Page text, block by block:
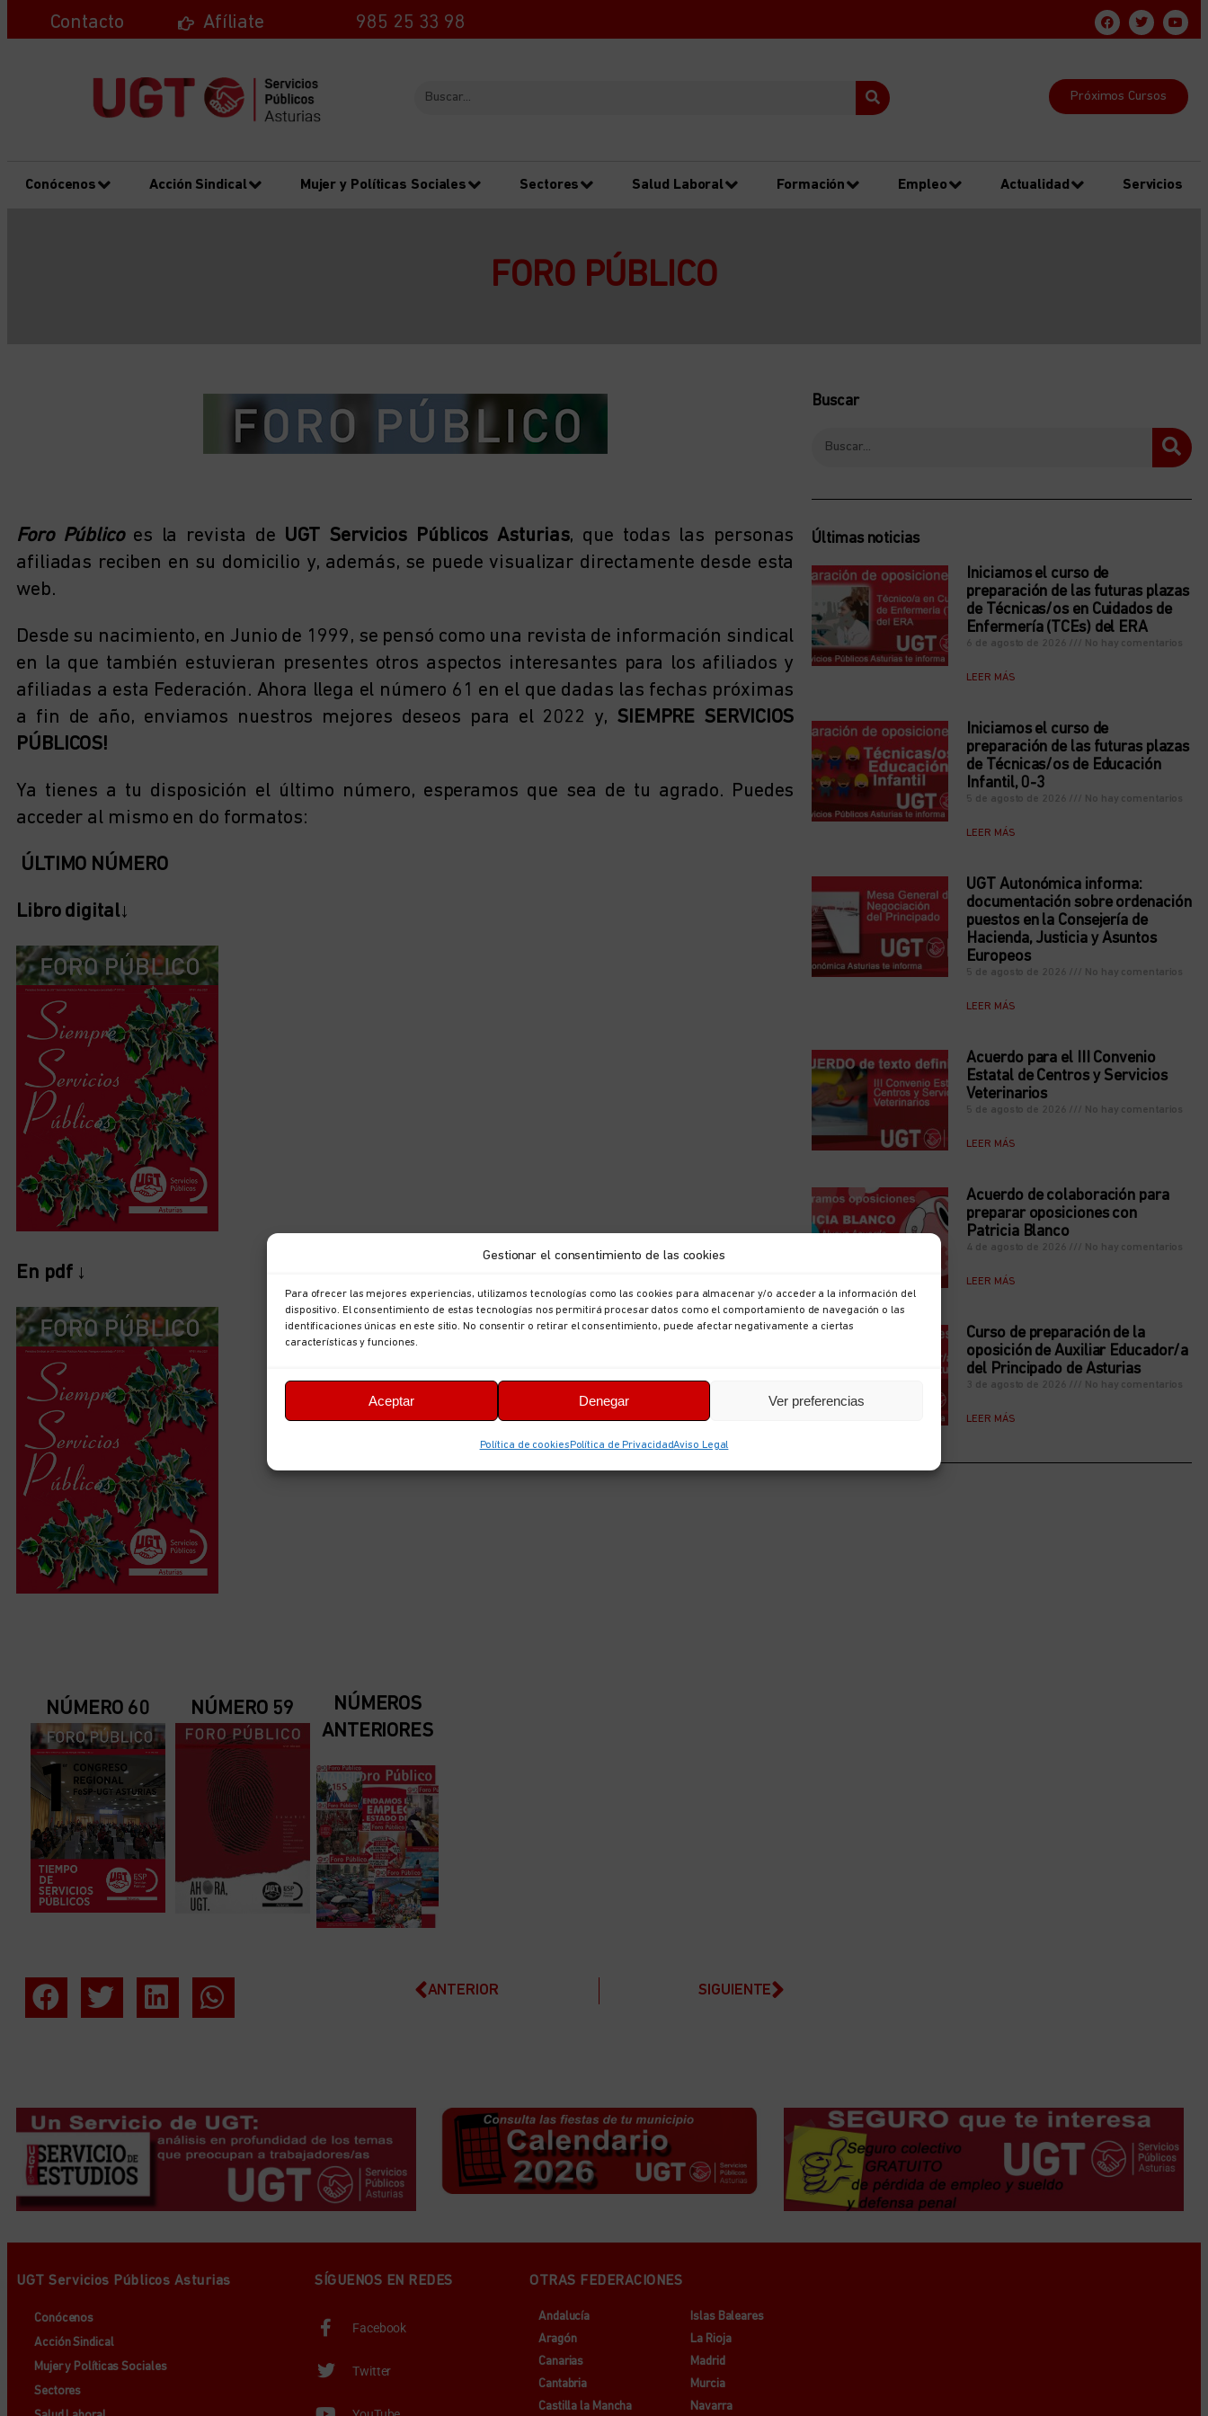
Gestionar el consentimiento de las cookies
Para ofrecer las mejores experiencias, utilizamos tecnologías como las cookies para almacenar y/o acceder a la información del
dispositivo. El consentimiento de estas tecnologías nos permitirá procesar datos como el comportamiento de navegación o las
identificaciones únicas en este sitio. No consentir o retirar el consentimiento, puede afectar negativamente a ciertas
características y funciones.
Aceptar Denegar Ver preferencias
Política de cookies Política de PrivacidadAviso Legal
Contacto Afíliate 985 25 33 98
Próximos Cursos
Conócenos Acción Sindical Mujer y Políticas Sociales Sectores Salud Laboral Formación Empleo Actualidad Servicios
FORO PÚBLICO
Foro Públicoes la revista de UGT Servicios Públicos Asturias, que todas las personas
afiliadas reciben en su domicilio y, además, se puede visualizar directamente desde esta
web.
Desde su nacimiento, en Junio de 1999, se pensó como una revista de información sindical
en la que también estuvieran presentes otros aspectos interesantes para los afiliados y
afiliadas a esta Federación. Ahora llega el número 61 en el que dadas las fechas próximas
a fin de año, enviamos nuestros mejores deseos para el 2022 y, SIEMPRE SERVICIOS
PÚBLICOS!
Ya tienes a tu disposición el último número, esperamos que sea de tu agrado. Puedes
acceder al mismo en do formatos:
ÚLTIMO NÚMERO
Libro digital↓
En pdf ↓
NÚMERO 60 NÚMERO 59
NÚMEROS
ANTERIORES
ANTERIOR SIGUIENTE
Buscar
Últimas noticias
Iniciamos el curso de
preparación de las futuras plazas
de Técnicas/os en Cuidados de
Enfermería (TCEs) del ERA
6 de agosto de 2026 No hay comentarios
LEER MÁS
Iniciamos el curso de
preparación de las futuras plazas
de Técnicas/os de Educación
Infantil, 0-3
5 de agosto de 2026 No hay comentarios
LEER MÁS
UGT Autonómica informa:
documentación sobre ordenación
puestos en la Consejería de
Hacienda, Justicia y Asuntos
Europeos
5 de agosto de 2026 No hay comentarios
LEER MÁS
Acuerdo para el III Convenio
Estatal de Centros y Servicios
Veterinarios
5 de agosto de 2026 No hay comentarios
LEER MÁS
Acuerdo de colaboración para
preparar oposiciones con
Patricia Blanco
4 de agosto de 2026 No hay comentarios
LEER MÁS
Curso de preparación de la
oposición de Auxiliar Educador/a
del Principado de Asturias
3 de agosto de 2026 No hay comentarios
LEER MÁS
UGT Servicios Públicos Asturias
Conócenos
Acción Sindical
Mujer y Políticas Sociales
Sectores
SÍGUENOS EN REDES
Facebook
Twitter
OTRAS FEDERACIONES
Andalucía
Aragón
Canarias
Cantabria
Castilla la Mancha
Islas Baleares
La Rioja
Madrid
Murcia
Navarra